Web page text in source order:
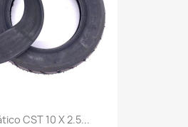
CST 10 X 2.5...